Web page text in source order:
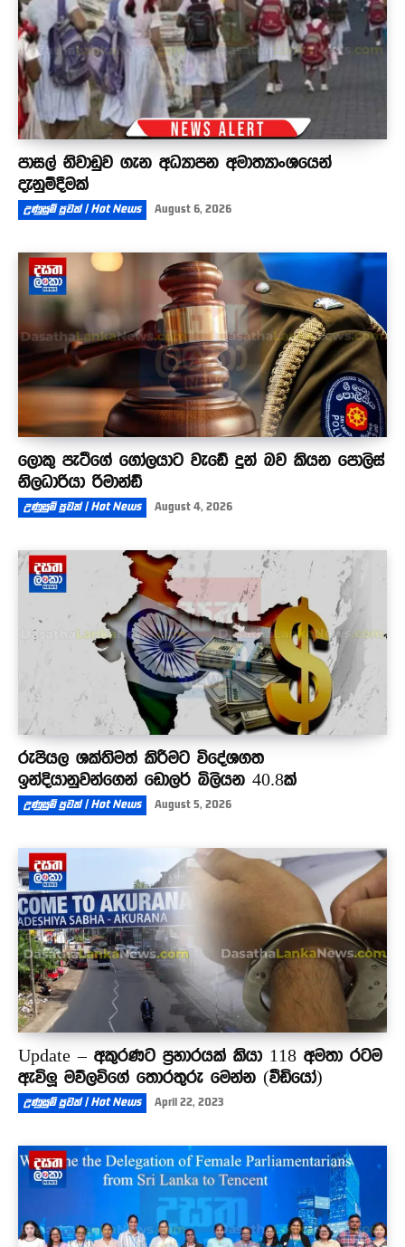
පාසල් නිවාඩුව ගැන අධ්‍යාපන අමාත්‍යාංශයෙන්
දැනුම්දීමක්
උණුසුම් පුවත් | Hot News August 6, 2026
ලොකු පැටීගේ ගෝලයාට වැඩේ දුන් බව කියන පොලිස්
නිලධාරියා රිමාන්ඩ්
උණුසුම් පුවත් | Hot News August 4, 2026
රුපියල ශක්තිමත් කිරීමට විදේශගත
ඉන්දියානුවන්ගෙන් ඩොලර් බිලියන 40.8ක්
උණුසුම් පුවත් | Hot News August 5, 2026
Update – අකුරණට ප්‍රහාරයක් කියා 118 අමතා රටම
ඇවිලූ මව්ලවිගේ තොරතුරු මෙන්න (වීඩියෝ)
උණුසුම් පුවත් | Hot News April 22, 2023